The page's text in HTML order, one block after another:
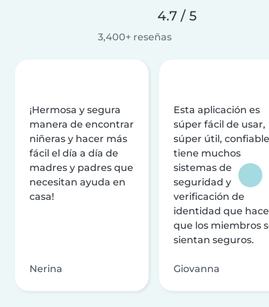
4.7 / 5
3,400+ reseñas
¡Hermosa y segura
manera de encontrar
niñeras y hacer más
fácil el día a día de
madres y padres que
necesitan ayuda en
casa!
Nerina
Esta aplicación es
súper fácil de usar,
súper útil,
tiene muchos
sistemas de
seguridad y
verificación de
identidad que
que los miembros
sientan seguros.
Giovanna